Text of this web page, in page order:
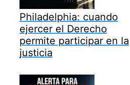
Philadelphia: cuando
ejercer el Derecho
permite participar en la
justicia